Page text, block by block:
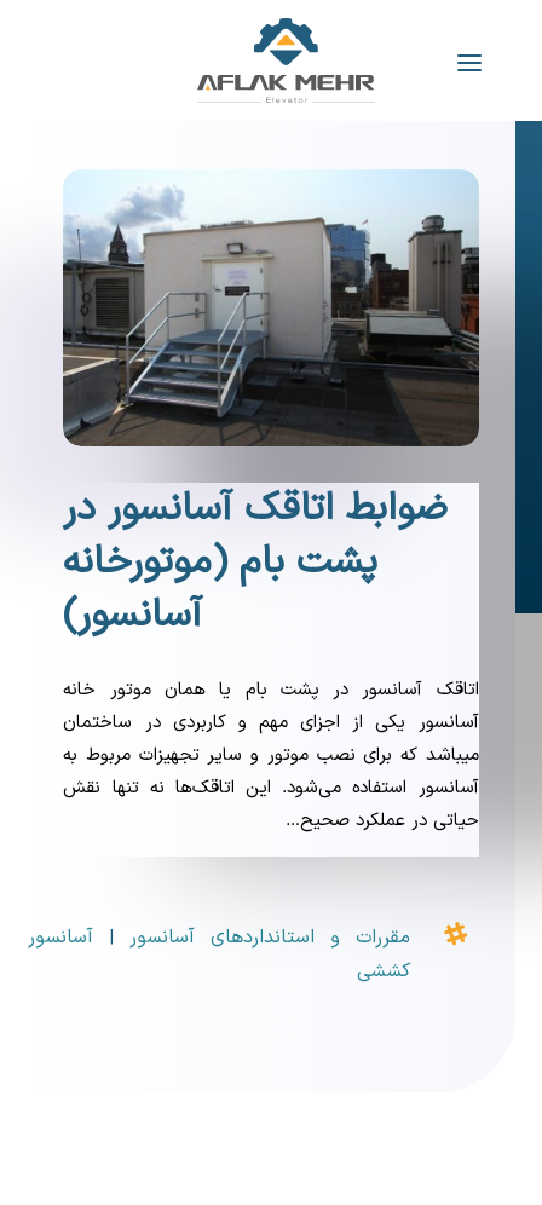
ضوابط اتاقک آسانسور در
پشت بام (موتورخانه
آسانسور)
اتاقک آسانسور در پشت بام یا همان موتور خانه
آسانسور یکی از اجزای مهم و کاربردی در ساختمان
میباشد که برای نصب موتور و سایر تجهیزات مربوط به
آسانسور استفاده می‌شود. این اتاقک‌ها نه تنها نقش
حیاتی در عملکرد صحیح…
 مقررات و استانداردهای آسانسور |آسانسور
کششی